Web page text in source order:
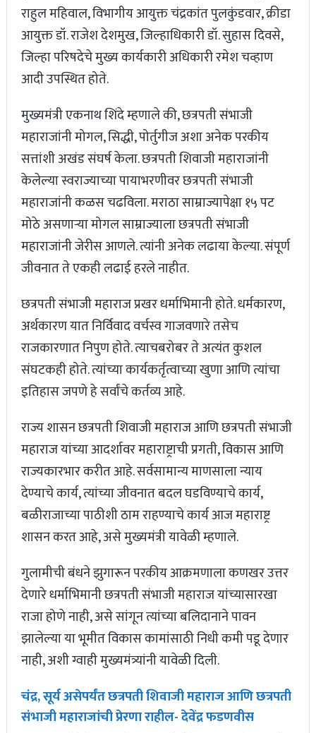
राहुल महिवाल, विभागीय आयुक्त चंद्रकांत पुलकुंडवार, क्रीडा
आयुक्त डॉ. राजेश देशमुख, जिल्हाधिकारी डॉ. सुहास दिवसे,
जिल्हा परिषदेचे मुख्य कार्यकारी अधिकारी रमेश चव्हाण
आदी उपस्थित होते.
मुख्यमंत्री एकनाथ शिंदे म्हणाले की, छत्रपती संभाजी
महाराजांनी मोगल, सिद्धी, पोर्तुगीज अशा अनेक परकीय
सत्तांशी अखंड संघर्ष केला. छत्रपती शिवाजी महाराजांनी
केलेल्या स्वराज्याच्या पायाभरणीवर छत्रपती संभाजी
महाराजांनी कळस चढविला. मराठा साम्राज्यापेक्षा १५ पट
मोठे असणाऱ्या मोगल साम्राज्याला छत्रपती संभाजी
महाराजांनी जेरीस आणले. त्यांनी अनेक लढाया केल्या. संपूर्ण
जीवनात ते एकही लढाई हरले नाहीत.
छत्रपती संभाजी महाराज प्रखर धर्माभिमानी होते. धर्मकारण,
अर्थकारण यात निर्विवाद वर्चस्व गाजवणारे तसेच
राजकारणात निपुण होते. त्याचबरोबर ते अत्यंत कुशल
संघटकही होते. त्यांच्या कार्यकर्तृत्वाच्या खुणा आणि त्यांचा
इतिहास जपणे हे सर्वांचे कर्तव्य आहे.
राज्य शासन छत्रपती शिवाजी महाराज आणि छत्रपती संभाजी
महाराज यांच्या आदर्शावर महाराष्ट्राची प्रगती, विकास आणि
राज्यकारभार करीत आहे. सर्वसामान्य माणसाला न्याय
देण्याचे कार्य, त्यांच्या जीवनात बदल घडविण्याचे कार्य,
बळीराजाच्या पाठीशी ठाम राहण्याचे कार्य आज महाराष्ट्र
शासन करत आहे, असे मुख्यमंत्री यावेळी म्हणाले.
गुलामीची बंधने झुगारून परकीय आक्रमणाला कणखर उत्तर
देणारे धर्माभिमानी छत्रपती संभाजी महाराज यांच्यासारखा
राजा होणे नाही, असे सांगून त्यांच्या बलिदानाने पावन
झालेल्या या भूमीत विकास कामांसाठी निधी कमी पडू देणार
नाही, अशी ग्वाही मुख्यमंत्र्यांनी यावेळी दिली.
चंद्र, सूर्य असेपर्यंत छत्रपती शिवाजी महाराज आणि छत्रपती
संभाजी महाराजांची प्रेरणा राहील- देवेंद्र फडणवीस